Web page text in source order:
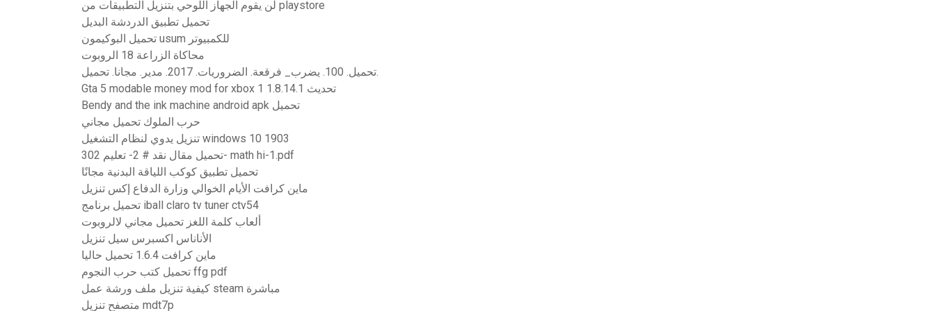
لن يقوم الجهاز اللوحي بتنزيل التطبيقات من playstore
تحميل تطبيق الدردشة البديل
تحميل البوكيمون usum للكمبيوتر
محاكاة الزراعة 18 الروبوت
تحميل. 100. يضرب_ فرقعة. الضروريات. 2017. مدير. مجانا. تحميل.
Gta 5 modable money mod for xbox 1 1.8.14.1 تحديث
Bendy and the ink machine android apk تحميل
حرب الملوك تحميل مجاني
تنزيل يدوي لنظام التشغيل windows 10 1903
تحميل مقال نقد # 2- تعليم 302- math hi-1.pdf
تحميل تطبيق كوكب اللياقة البدنية مجانًا
ماين كرافت الأيام الخوالي وزارة الدفاع إكس تنزيل
تحميل برنامج iball claro tv tuner ctv54
ألعاب كلمة اللغز تحميل مجاني لالروبوت
الأناناس اكسبرس سيل تنزيل
ماين كرافت 1.6.4 تحميل حاليا
تحميل كتب حرب النجوم ffg pdf
كيفية تنزيل ملف ورشة عمل steam مباشرة
متصفح تنزيل mdt7p